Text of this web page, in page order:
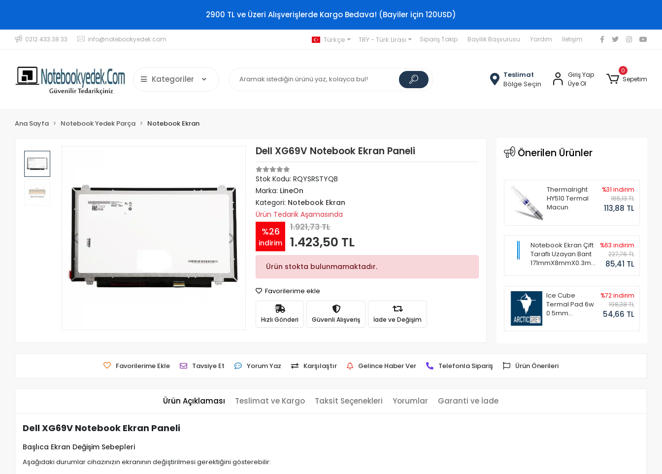
2900 TL ve Üzeri Alışverişlerde Kargo Bedava! (Bayiler için 120USD)
0212 433 38 33 info@notebookyedek.com Türkçe TRY - Türk Lirası Sipariş Takip Bayilik Başvurusu Yardım İletişim
Kategoriler
Teslimat
Bölge Seçin
Giriş Yap
Üye Ol
0
Sepetim
Ana Sayfa Notebook Yedek Parça Notebook Ekran
Dell XG69V Notebook Ekran Paneli
Stok Kodu: RQYSRSTYQB
Marka: LineOn
Kategori: Notebook Ekran
Ürün Tedarik Aşamasında
%26
indirim
1.921,73 TL
1.423,50 TL
Ürün stokta bulunmamaktadır.
Favorilerime ekle
Hızlı Gönderi Güvenli Alışveriş İade ve Değişim
Önerilen Ürünler
Thermalright
HY510 Termal
Macun
%31 indirim
165,13 TL
113,88 TL
Notebook Ekran Çift
Taraflı Uzayan Bant
171mmX8mmX0.3mm
%63 indirim
227,76 TL
85,41 TL
Ice Cube
Termal Pad 6w
0.5mm
%72 indirim
198,38 TL
54,66 TL
Favorilerime Ekle Tavsiye Et Yorum Yaz Karşılaştır Gelince Haber Ver Telefonla Sipariş Ürün Önerileri
Ürün Açıklaması Teslimat ve Kargo Taksit Seçenekleri Yorumlar Garanti ve İade
Dell XG69V Notebook Ekran Paneli
Başlıca Ekran Değişim Sebepleri
Aşağıdaki durumlar cihazınızın ekranının değiştirilmesi gerektiğini gösterebilir: